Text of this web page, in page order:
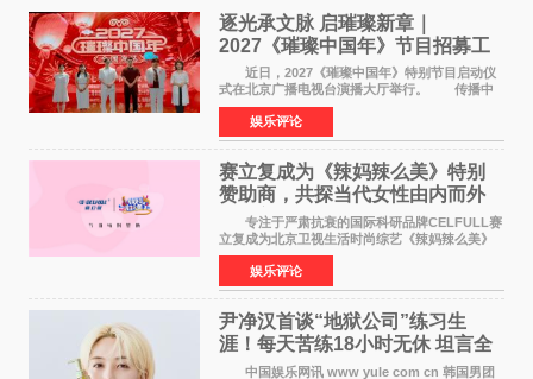
逐光承文脉 启璀璨新章｜
2027《璀璨中国年》节目招募工
作圆满启动
近日，2027《璀璨中国年》特别节目启动仪
式在北京广播电视台演播大厅举行。 传播中
华优秀传统文化，弘扬纯正国风艺术，打造高规
格、高质感、正能量的文艺盛典，是璀璨中国年
矢志不渝的初心
娱乐评论
赛立复成为《辣妈辣么美》特别
赞助商，共探当代女性由内而外
活力美
专注于严肃抗衰的国际科研品牌CELFULL赛
立复成为北京卫视生活时尚综艺《辣妈辣么美》
的特别赞助商,明星辣妈袁咏仪倾情参与，向广大
都市女性传递健康生活新主张，寄语当代女性在
家庭与自我之间
娱乐评论
尹净汉首谈“地狱公司”练习生
涯！每天苦练18小时无休 坦言全
靠成员撑过来
中国娱乐网讯 www yule com cn 韩国男团